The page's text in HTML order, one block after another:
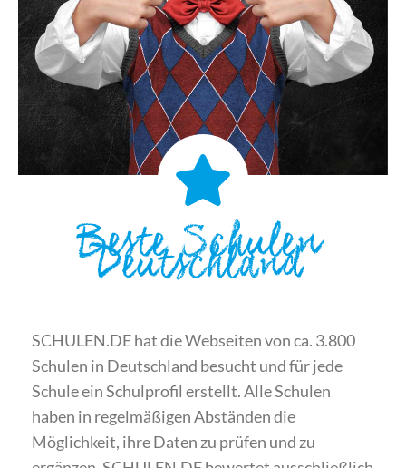
Beste Schulen
Deutschland
SCHULEN.DE hat die Webseiten von ca. 3.800
Schulen in Deutschland besucht und für jede
Schule ein Schulprofil erstellt. Alle Schulen
haben in regelmäßigen Abständen die
Möglichkeit, ihre Daten zu prüfen und zu